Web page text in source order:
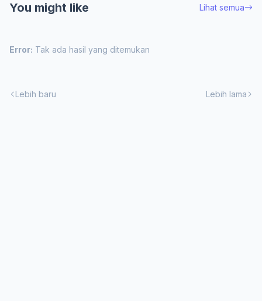
You might like Lihat semua
Error: Tak ada hasil yang ditemukan
Lebih baru Lebih lama